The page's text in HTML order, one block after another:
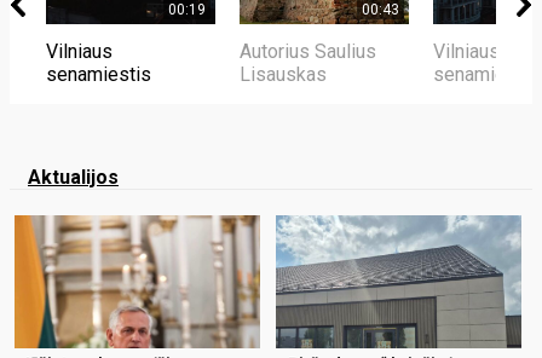
00:19
Vilniaus
senamiestis
00:43
Autorius Saulius
Lisauskas
Vilniaus
senamiestis
Aktualijos